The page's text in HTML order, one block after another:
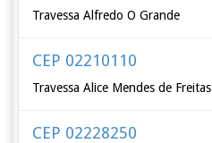
Travessa Alfredo O Grande
CEP 02210110
Travessa Alice Mendes de Freitas
CEP 02228250